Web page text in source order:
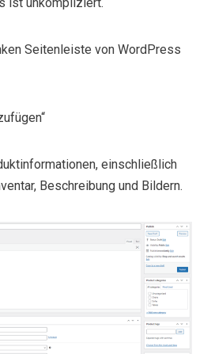
ist unkompliziert.
Seitenleiste von WordPress
einschließlich
Beschreibung und Bildern.